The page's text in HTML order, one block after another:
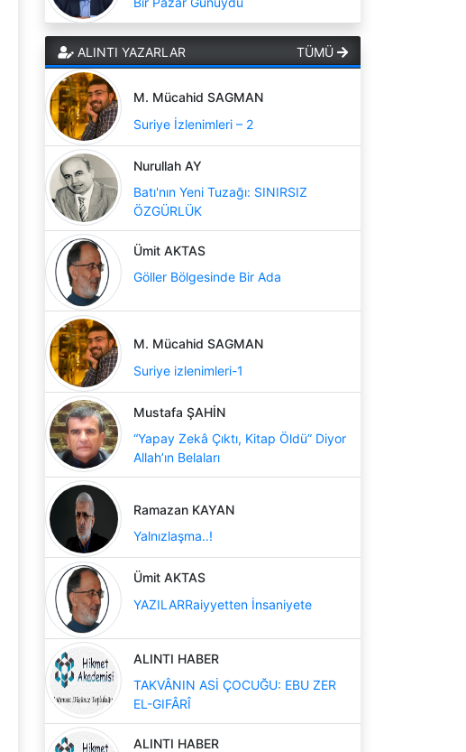
ALINTI YAZARLAR TÜMÜ
M. Mücahid SAGMAN
Suriye İzlenimleri – 2
Nurullah AY
Batı'nın Yeni Tuzağı: SINIRSIZ
ÖZGÜRLÜK
Ümit AKTAS
Göller Bölgesinde Bir Ada
M. Mücahid SAGMAN
Suriye izlenimleri-1
Mustafa ŞAHİN
“Yapay Zekâ Çıktı, Kitap Öldü” Diyor
Allah’ın Belaları
Ramazan KAYAN
Yalnızlaşma..!
Ümit AKTAS
YAZILARRaiyyetten İnsaniyete
ALINTI HABER
TAKVÂNIN ASİ ÇOCUĞU: EBU ZER
EL-GIFÂRÎ
ALINTI HABER